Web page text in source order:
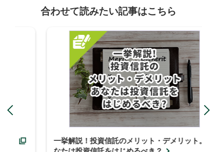
合わせて読みたい記事はこちら
一挙解説！投資信託のメリット・デメリット。あ